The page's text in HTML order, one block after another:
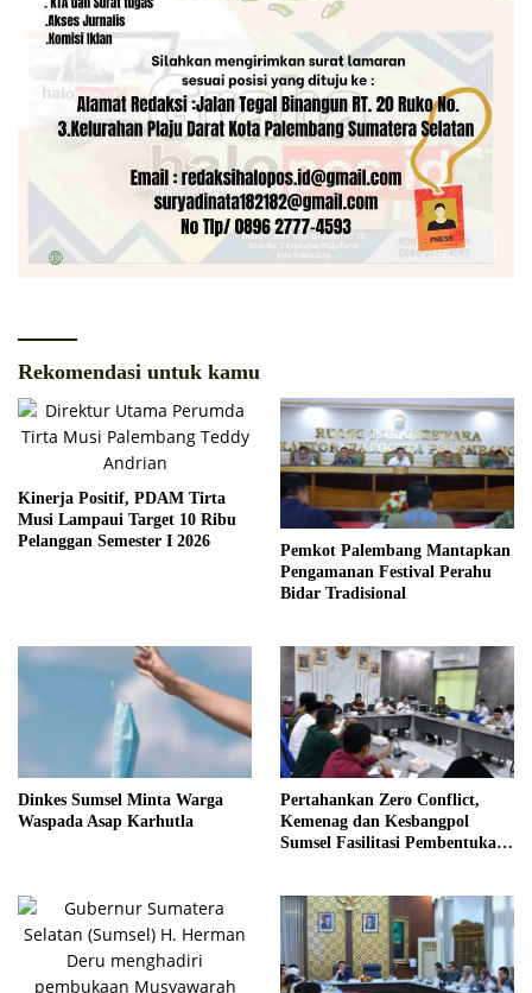
Rekomendasi untuk kamu
Kinerja Positif, PDAM Tirta
Musi Lampaui Target 10 Ribu
Pelanggan Semester I 2026
Pemkot Palembang Mantapkan
Pengamanan Festival Perahu
Bidar Tradisional
Dinkes Sumsel Minta Warga
Waspada Asap Karhutla
Pertahankan Zero Conflict,
Kemenag dan Kesbangpol
Sumsel Fasilitasi Pembentukan